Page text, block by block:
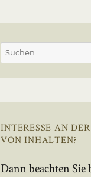
Suchen
INTERESSE AN
VON INHALTEN?
Dann beachten